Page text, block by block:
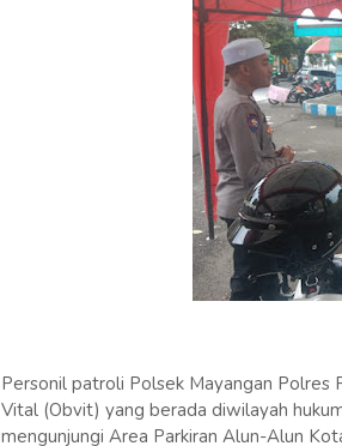
Personil patroli Polsek Mayangan Polres
Vital (Obvit) yang berada diwilayah
mengunjungi Area Parkiran Alun-Alun